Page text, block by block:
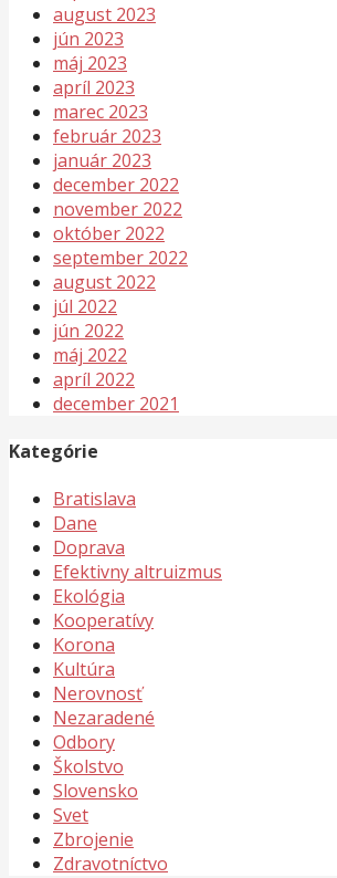
august 2023
jún 2023
máj 2023
apríl 2023
marec 2023
február 2023
január 2023
december 2022
november 2022
október 2022
september 2022
august 2022
júl 2022
jún 2022
máj 2022
apríl 2022
december 2021
Kategórie
Bratislava
Dane
Doprava
Efektivny altruizmus
Ekológia
Kooperatívy
Korona
Kultúra
Nerovnosť
Nezaradené
Odbory
Školstvo
Slovensko
Svet
Zbrojenie
Zdravotníctvo